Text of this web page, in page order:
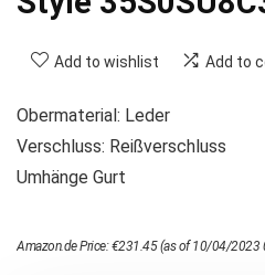
Add to wishlist Add to
Obermaterial: Leder
Verschluss: Reißverschluss
Umhänge Gurt
Amazon.de Price:€231.45(as of 10/04/2023